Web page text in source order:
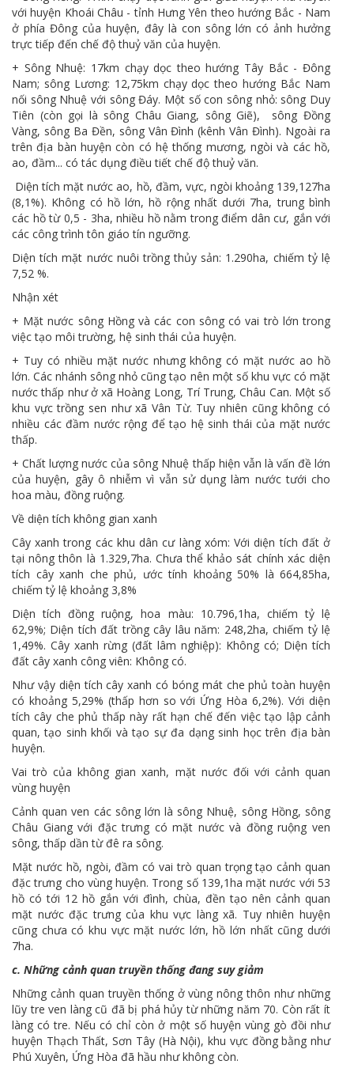
với huyện Khoái Châu - tỉnh Hưng Yên theo hướng Bắc - Nam
ở phía Đông của huyện, đây là con sông lớn có ảnh hưởng
trực tiếp đến chế độ thuỷ văn của huyện.
+ Sông Nhuệ: 17km chạy dọc theo hướng Tây Bắc - Đông
Nam; sông Lương: 12,75km chạy dọc theo hướng Bắc Nam
nối sông Nhuệ với sông Đáy. Một số con sông nhỏ: sông Duy
Tiên (còn gọi là sông Châu Giang, sông Giẽ), sông Đồng
Vàng, sông Ba Đền, sông Vân Đình (kênh Vân Đình). Ngoài ra
trên địa bàn huyện còn có hệ thống mương, ngòi và các hồ,
ao, đầm... có tác dụng điều tiết chế độ thuỷ văn.
Diện tích mặt nước ao, hồ, đầm, vực, ngòi khoảng 139,127ha
(8,1%). Không có hồ lớn, hồ rộng nhất dưới 7ha, trung bình
các hồ từ 0,5 - 3ha, nhiều hồ nằm trong điểm dân cư, gắn với
các công trình tôn giáo tín ngưỡng.
Diện tích mặt nước nuôi trồng thủy sản: 1.290ha, chiếm tỷ lệ
7,52 %.
Nhận xét
+ Mặt nước sông Hồng và các con sông có vai trò lớn trong
việc tạo môi trường, hệ sinh thái của huyện.
+ Tuy có nhiều mặt nước nhưng không có mặt nước ao hồ
lớn. Các nhánh sông nhỏ cũng tạo nên một số khu vực có mặt
nước thấp như ở xã Hoàng Long, Trí Trung, Châu Can. Một số
khu vực trồng sen như xã Vân Từ. Tuy nhiên cũng không có
nhiều các đầm nước rộng để tạo hệ sinh thái của mặt nước
thấp.
+ Chất lượng nước của sông Nhuệ thấp hiện vẫn là vấn đề lớn
của huyện, gây ô nhiễm vì vẫn sử dụng làm nước tưới cho
hoa màu, đồng ruộng.
Về diện tích không gian xanh
Cây xanh trong các khu dân cư làng xóm: Với diện tích đất ở
tại nông thôn là 1.329,7ha. Chưa thể khảo sát chính xác diện
tích cây xanh che phủ, ước tính khoảng 50% là 664,85ha,
chiếm tỷ lệ khoảng 3,8%
Diện tích đồng ruộng, hoa màu: 10.796,1ha, chiếm tỷ lệ
62,9%; Diện tích đất trồng cây lâu năm: 248,2ha, chiếm tỷ lệ
1,49%. Cây xanh rừng (đất lâm nghiệp): Không có; Diện tích
đất cây xanh công viên: Không có.
Như vậy diện tích cây xanh có bóng mát che phủ toàn huyện
có khoảng 5,29% (thấp hơn so với Ứng Hòa 6,2%). Với diện
tích cây che phủ thấp này rất hạn chế đến việc tạo lập cảnh
quan, tạo sinh khối và tạo sự đa dạng sinh học trên địa bàn
huyện.
Vai trò của không gian xanh, mặt nước đối với cảnh quan
vùng huyện
Cảnh quan ven các sông lớn là sông Nhuệ, sông Hồng, sông
Châu Giang với đặc trưng có mặt nước và đồng ruộng ven
sông, thấp dần từ đê ra sông.
Mặt nước hồ, ngòi, đầm có vai trò quan trọng tạo cảnh quan
đặc trưng cho vùng huyện. Trong số 139,1ha mặt nước với 53
hồ có tới 12 hồ gắn với đình, chùa, đền tạo nên cảnh quan
mặt nước đặc trưng của khu vực làng xã. Tuy nhiên huyện
cũng chưa có khu vực mặt nước lớn, hồ lớn nhất cũng dưới
7ha.
c. Những cảnh quan truyền thống đang suy giảm
Những cảnh quan truyền thống ở vùng nông thôn như những
lũy tre ven làng cũ đã bị phá hủy từ những năm 70. Còn rất ít
làng có tre. Nếu có chỉ còn ở một số huyện vùng gò đồi như
huyện Thạch Thất, Sơn Tây (Hà Nội), khu vực đồng bằng như
Phú Xuyên, Ứng Hòa đã hầu như không còn.